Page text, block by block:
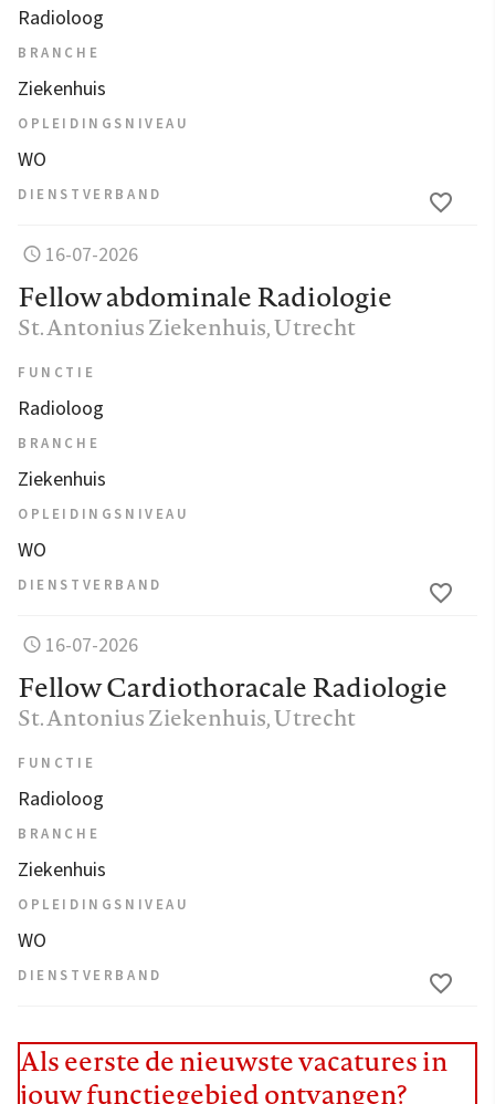
Radioloog
BRANCHE
Ziekenhuis
OPLEIDINGSNIVEAU
WO
DIENSTVERBAND
16-07-2026
Fellow abdominale Radiologie
St. Antonius Ziekenhuis, Utrecht
FUNCTIE
Radioloog
BRANCHE
Ziekenhuis
OPLEIDINGSNIVEAU
WO
DIENSTVERBAND
16-07-2026
Fellow Cardiothoracale Radiologie
St. Antonius Ziekenhuis, Utrecht
FUNCTIE
Radioloog
BRANCHE
Ziekenhuis
OPLEIDINGSNIVEAU
WO
DIENSTVERBAND
Als eerste de nieuwste vacatures in
jouw functiegebied ontvangen?